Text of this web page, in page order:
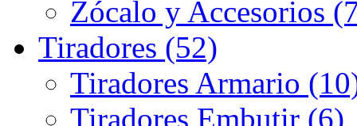
Zócalo y Accesorios
Tiradores (52)
Tiradores Armario
Tiradores Embutir (6)